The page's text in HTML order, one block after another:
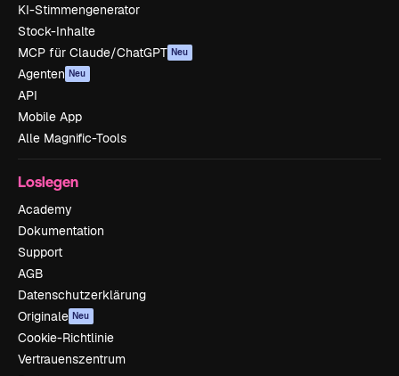
KI-Stimmengenerator
Stock-Inhalte
MCP für Claude/ChatGPT Neu
Agenten Neu
API
Mobile App
Alle Magnific-Tools
Loslegen
Academy
Dokumentation
Support
AGB
Datenschutzerklärung
Originale Neu
Cookie-Richtlinie
Vertrauenszentrum